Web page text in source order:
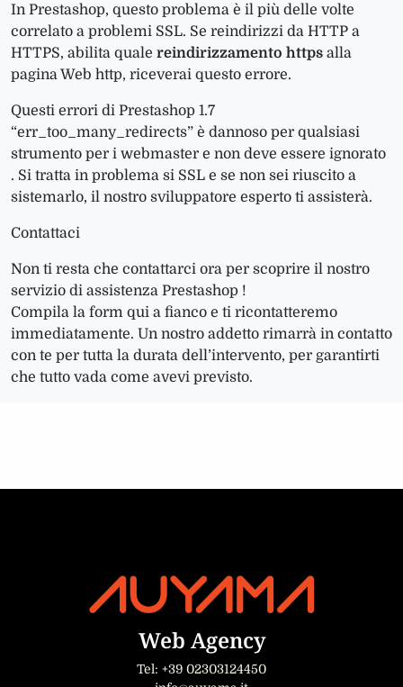
In Prestashop, questo problema è il più delle volte
correlato a problemi SSL. Se reindirizzi da HTTP a
HTTPS, abilita quale reindirizzamento https alla
pagina Web http, riceverai questo errore.
Questi errori di Prestashop 1.7
“err_too_many_redirects” è dannoso per qualsiasi
strumento per i webmaster e non deve essere ignorato
. Si tratta in problema si SSL e se non sei riuscito a
sistemarlo, il nostro sviluppatore esperto ti assisterà.
Contattaci
Non ti resta che contattarci ora per scoprire il nostro
servizio di assistenza Prestashop !
Compila la form qui a fianco e ti ricontatteremo
immediatamente. Un nostro addetto rimarrà in contatto
con te per tutta la durata dell’intervento, per garantirti
che tutto vada come avevi previsto.
Web Agency
Tel: +39 02303124450